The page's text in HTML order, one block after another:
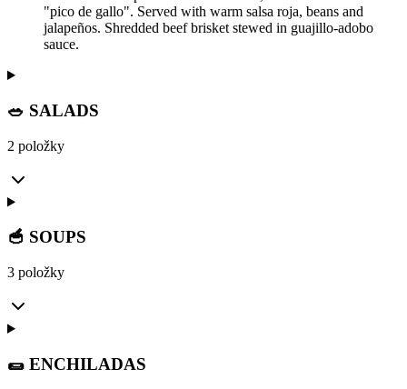
"pico de gallo". Served with warm salsa roja, beans and
jalapeños. Shredded beef brisket stewed in guajillo-adobo
sauce.
🥗 SALADS
2 položky
🥣 SOUPS
3 položky
🌯 ENCHILADAS